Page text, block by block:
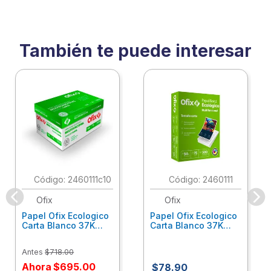
También te puede interesar
: 2460111c10
Ofix
Papel Ofix Ecologico
Carta Blanco 37K
Antes $718.00
Ahora $695.00
: 2460111
Ofix
Papel Ofix Ecologico
Carta Blanco 37K
$78.90